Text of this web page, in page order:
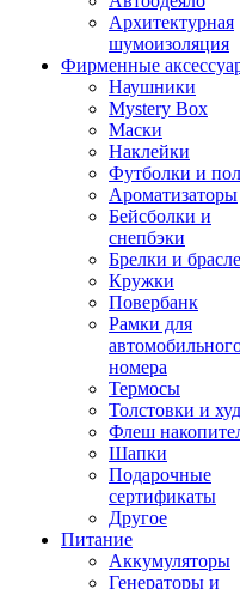
Архитектурная
шумоизоляция
Фирменные
Наушники
Mystery Box
Маски
Наклейки
Футболки и
Ароматизаторы
Бейсболки и
снепбэки
Брелки и
Кружки
Повербанк
Рамки для
номера
Термосы
Толстовки и
Флеш
Шапки
Подарочные
сертификаты
Другое
Питание
Аккумуляторы
Генераторы и